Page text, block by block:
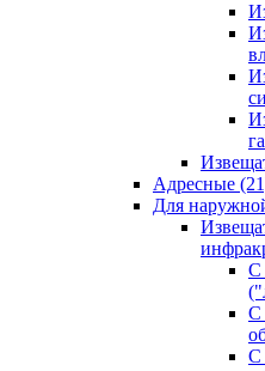
Адресные
Для
С
С
С